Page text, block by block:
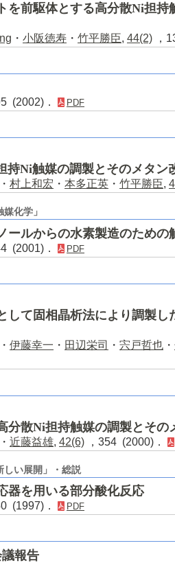
を前駆体とする高分散Ni担持
・ 小阪徳寿 ・ 竹平勝臣, 44(2) ，
(2002)． PDF
持Ni触媒の調製とそのメタン
・ 村上和宏 ・ 本多正英 ・ 竹平勝臣,
化学」
ールからの水素製造のための
(2001)． PDF
して固相晶析法により調製
・ 伊藤幸一 ・ 田辺栄司 ・ 宍戸哲也 ・
分散Ni担持触媒の調製とその
・ 近藤益雄, 42(6) ，354 (2000)．
しい展開」・総説
器を用いる部分酸化反応
(1997)． PDF
報告